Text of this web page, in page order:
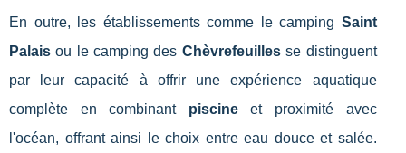
En outre, les établissements comme le camping Saint
Palais ou le camping des Chèvrefeuillesse distinguent
par leur capacité à offrir une expérience aquatique
complète en combinant piscineet proximité avec
l'océan, offrant ainsi le choix entre eau douce et salée.